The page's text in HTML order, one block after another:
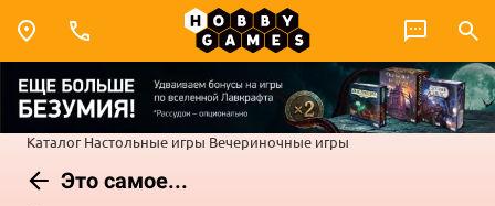
Каталог Настольные игры Вечериночные игры
Это самое...